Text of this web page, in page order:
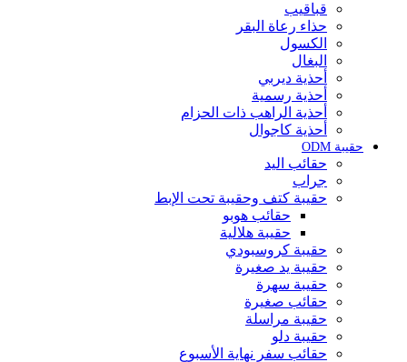
قباقيب
حذاء رعاة البقر
الكسول
البغال
أحذية ديربي
أحذية رسمية
أحذية الراهب ذات الحزام
أحذية كاجوال
حقيبة ODM
حقائب اليد
جراب
حقيبة كتف وحقيبة تحت الإبط
حقائب هوبو
حقيبة هلالية
حقيبة كروسبودي
حقيبة يد صغيرة
حقيبة سهرة
حقائب صغيرة
حقيبة مراسلة
حقيبة دلو
حقائب سفر نهاية الأسبوع